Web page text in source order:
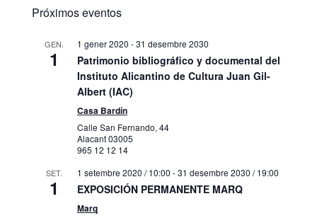
Próximos eventos
GEN.
1
1 gener 2020 -31 desembre 2030
Patrimonio bibliográfico y documental del
Instituto Alicantino de Cultura Juan Gil-
Albert (IAC)
Casa Bardín
Calle San Fernando, 44
Alacant03005
965 12 12 14
SET.
1
1 setembre 2020 / 10:00 -31 desembre 2030 / 19:00
EXPOSICIÓN PERMANENTE MARQ
Marq